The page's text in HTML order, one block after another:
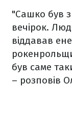
"Сашко був
вечірок.
віддавав
був саме
– розповів